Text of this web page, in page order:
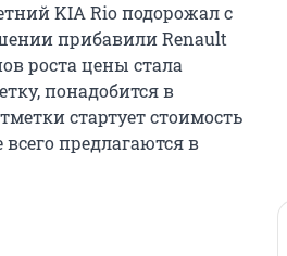
KIA Rio подорожал с
прибавили Renault
роста цены стала
понадобится в
стартует стоимость
предлагаются в